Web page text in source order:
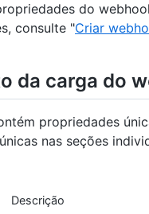
do
consulte "Criar
da carga do
propriedades
nas seções
Descrição